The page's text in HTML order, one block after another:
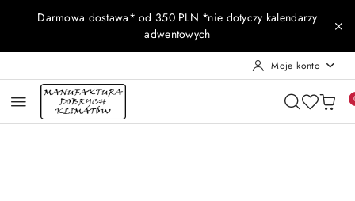
Przejdź do treści głównej
Przejdź do wyszukiwarki
Przejdź do moje konto
Przejdź do menu głównego
Przejdź do opisu produktu
Przejdź do stopki
Darmowa dostawa* od 350 PLN *nie dotyczy kalendarzy
adwentowych
Moje konto